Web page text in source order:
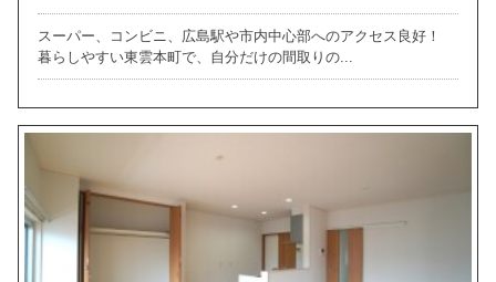
スーパー、コンビニ、広島駅や市内中心部へのアクセス良好！
暮らしやすい東雲本町で、自分だけの間取りの...